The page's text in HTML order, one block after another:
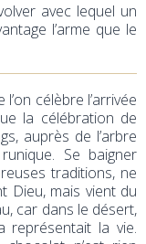
avec lequel un
l’arme que le
célèbre l’arrivée
la célébration de
auprès de l’arbre
Se baigner
traditions, ne
Dieu, mais vient du
car dans le désert,
représentait la vie.